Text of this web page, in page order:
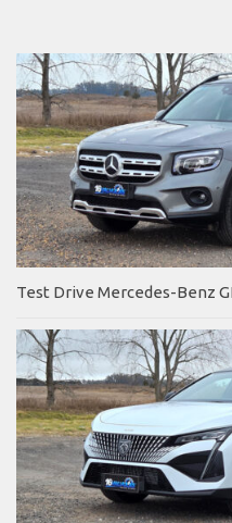
Test Drive Mercedes-Benz